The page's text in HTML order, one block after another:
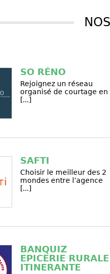
SO RÉNO
Rejoignez un réseau
organisé de courtage en
[...]
SAFTI
Choisir le meilleur des 2
mondes entre l’agence
[...]
BANQUIZ
EPICERIE RURALE
ITINERANTE